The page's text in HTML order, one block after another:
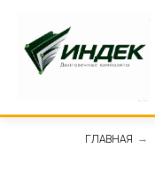
ГЛАВНАЯ →